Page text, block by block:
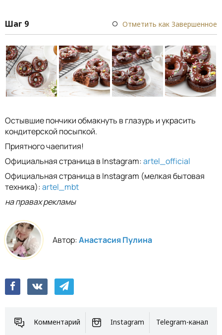
Шаг 9 Отметить как Завершенное
Остывшие пончики обмакнуть в глазурь и украсить
кондитерской посыпкой.
Приятного чаепития!
Официальная страница в Instagram:artel_official
Официальная страница в Instagram (мелкая бытовая
техника):artel_mbt
на правах рекламы
Автор:Анастасия Пулина
Комментарий Instagram Telegram-канал